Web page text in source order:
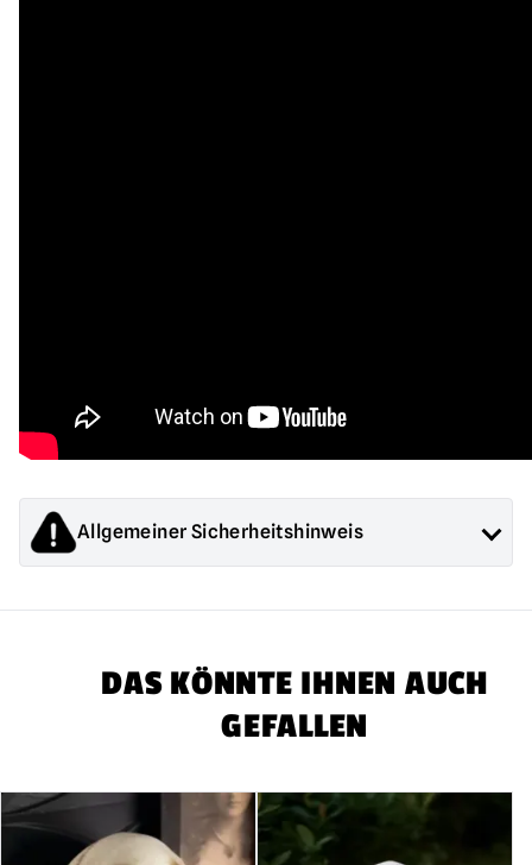
Allgemeiner Sicherheitshinweis
Sammlerstücke für Erwachsene oder Halloween-
DAS KÖNNTE IHNEN AUCH
GEFALLEN